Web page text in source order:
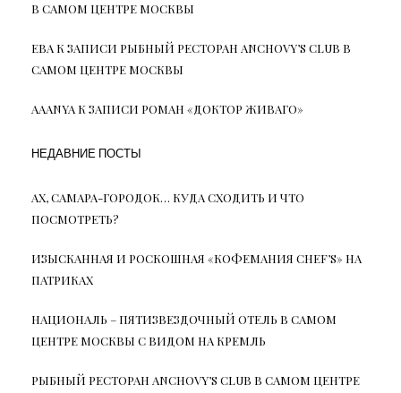
В САМОМ ЦЕНТРЕ МОСКВЫ
ЕВАК ЗАПИСИ РЫБНЫЙ РЕСТОРАН ANCHOVY’S CLUB В
САМОМ ЦЕНТРЕ МОСКВЫ
AAANYAК ЗАПИСИ РОМАН «ДОКТОР ЖИВАГО»
НЕДАВНИЕ ПОСТЫ
АХ, САМАРА-ГОРОДОК… КУДА СХОДИТЬ И ЧТО
ПОСМОТРЕТЬ?
ИЗЫСКАННАЯ И РОСКОШНАЯ «КОФЕМАНИЯ CHEF’S» НА
ПАТРИКАХ
НАЦИОНАЛЬ – ПЯТИЗВЕЗДОЧНЫЙ ОТЕЛЬ В САМОМ
ЦЕНТРЕ МОСКВЫ С ВИДОМ НА КРЕМЛЬ
РЫБНЫЙ РЕСТОРАН ANCHOVY’S CLUB В САМОМ ЦЕНТРЕ